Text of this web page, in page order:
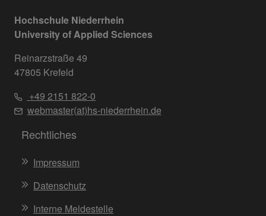
Hochschule Niederrhein
University of Applied Sciences
Reinarzstraße 49
47805 Krefeld
+49 2151 822-0
webmaster(at)hs-niederrhein.de
Rechtliches
Impressum
Datenschutz
Interne Meldestelle